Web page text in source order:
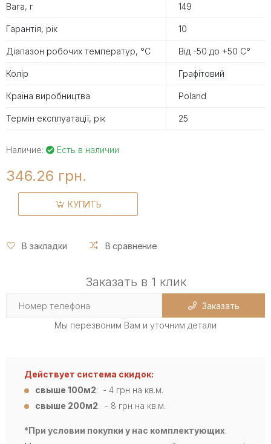
Вага, г 149
Гарантія, рік 10
Діапазон робочих температур, °С Від -50 до +50 С°
Колір Графітовий
Країна виробництва Poland
Термін експлуатації, рік 25
Наличие: Есть в наличии
346.26 грн.
КУПИТЬ
В закладки В сравнение
Заказать в 1 клик
Заказать
Мы перезвоним Вам и уточним детали
Действует система скидок:
свыше 100м2: - 4 грн на кв.м.
свыше 200м2: - 8 грн на кв.м.
*При условии покупки у нас комплектующих.